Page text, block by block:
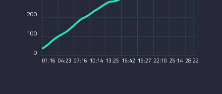
01:16 04:23 07:16 10:14 13:25 16:42 19:27 22:10 25:14 28:22
0
100
200